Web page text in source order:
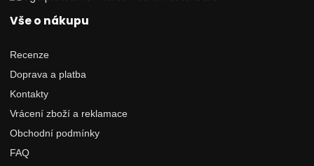
Vše o nákupu
Recenze
Doprava a platba
Kontakty
Vrácení zboží a reklamace
Obchodní podmínky
FAQ